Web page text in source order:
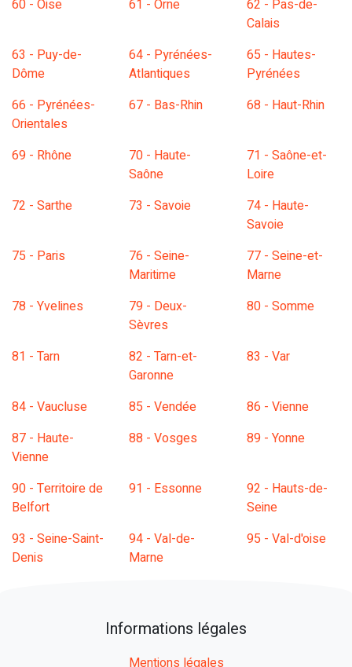
60 - Oise
61 - Orne
62 - Pas-de-
Calais
63 - Puy-de-
Dôme
64 - Pyrénées-
Atlantiques
65 - Hautes-
Pyrénées
66 - Pyrénées-
Orientales
67 - Bas-Rhin 68 - Haut-Rhin
69 - Rhône
70 - Haute-
Saône
71 - Saône-et-
Loire
72 - Sarthe
73 - Savoie
74 - Haute-
Savoie
75 - Paris
76 - Seine-
Maritime
77 - Seine-et-
Marne
78 - Yvelines
79 - Deux-
Sèvres
80 - Somme
81 - Tarn
82 - Tarn-et-
Garonne
83 - Var
84 - Vaucluse 85 - Vendée
86 - Vienne
87 - Haute-
Vienne
88 - Vosges 89 - Yonne
90 - Territoire de
Belfort
91 - Essonne
92 - Hauts-de-
Seine
93 - Seine-Saint-
Denis
94 - Val-de-
Marne
95 - Val-d'oise
Informations légales